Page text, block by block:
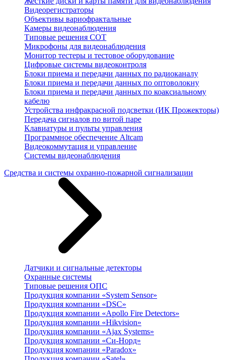
Видеорегистраторы
Объективы вариофрактальные
Камеры видеонаблюдения
Типовые решения СОТ
Микрофоны для видеонаблюдения
Монитор тестеры и тестовое оборудование
Цифровые системы видеоконтроля
Блоки приема и передачи данных по радиоканалу
Блоки приема и передачи данных по оптоволокну
Блоки приема и передачи данных по коаксиальному
кабелю
Устройства инфракрасной подсветки (ИК Прожекторы)
Передача сигналов по витой паре
Клавиатуры и пульты управления
Программное обеспечение Altcam
Видеокоммутация и управление
Системы видеонаблюдения
Средства и системы охранно-пожарной сигнализации
Датчики и сигнальные детекторы
Охранные системы
Типовые решения ОПС
Продукция компании «System Sensor»
Продукция компании «DSC»
Продукция компании «Apollo Fire Detectors»
Продукция компании «Hikvision»
Продукция компании «Ajax Systems»
Продукция компании «Си-Норд»
Продукция компании «Paradox»